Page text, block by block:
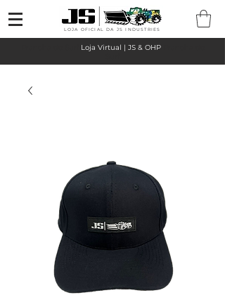
LOJA OFICIAL DA JS INDUSTRIES
Loja Virtual | JS & OHP